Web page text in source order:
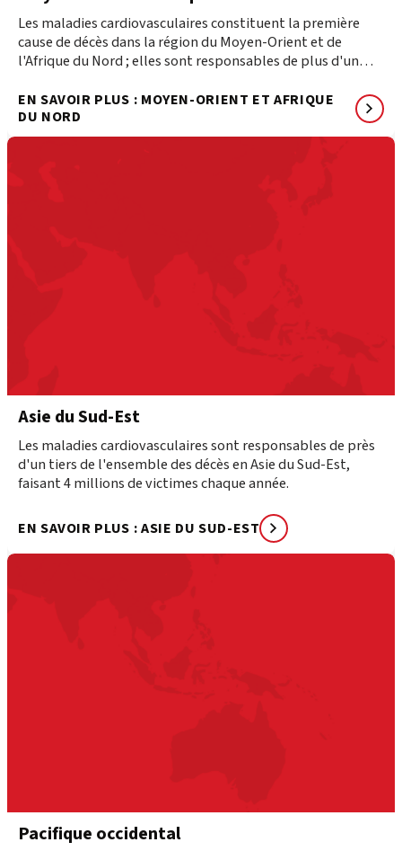
Les maladies cardiovasculaires constituent la première
cause de décès dans la région du Moyen-Orient et de
l'Afrique du Nord ; elles sont responsables de plus d'un
chaque année.
EN SAVOIR PLUS : MOYEN-ORIENT ET AFRIQUE
DU NORD
Asie du Sud-Est
Les maladies cardiovasculaires sont responsables de près
d'un tiers de l'ensemble des décès en Asie du Sud-Est,
faisant 4 millions de victimes chaque année.
EN SAVOIR PLUS : ASIE DU SUD-EST
Pacifique occidental